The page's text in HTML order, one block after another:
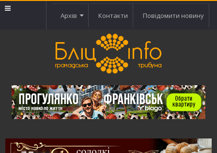
Архів Контакти Повідомити новину